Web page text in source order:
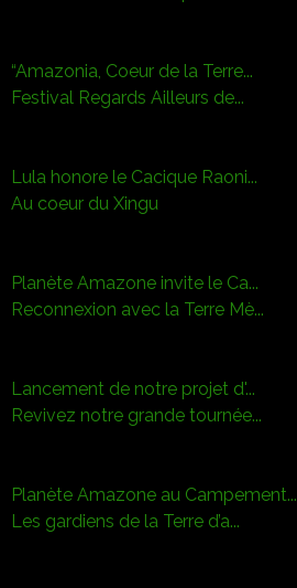
“Amazonia, Coeur de la Terre...
Festival Regards Ailleurs de...
Lula honore le Cacique Raoni...
Au coeur du Xingu
Planète Amazone invite le Ca...
Reconnexion avec la Terre Mè...
Lancement de notre projet d'...
Revivez notre grande tournée...
Planète Amazone au Campement...
Les gardiens de la Terre d’a...